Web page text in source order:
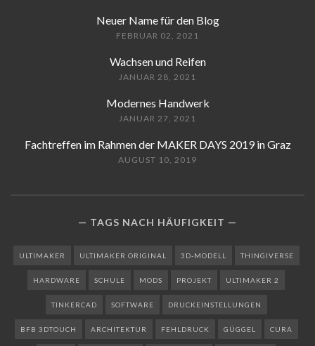
Neuer Name für den Blog
FEBRUAR 02, 2021
Wachsen und Reifen
JANUAR 28, 2021
Modernes Handwerk
JANUAR 27, 2021
Fachtreffen im Rahmen der MAKER DAYS 2019 in Graz
AUGUST 10, 2019
TAGS NACH HÄUFIGKEIT
ULTIMAKER ULTIMAKER ORIGINAL 3D-MODELL THINGIVERSE
HARDWARE SCHULE MODS PROJEKT ULTIMAKER 2
TINKERCAD SOFTWARE DRUCKEINSTELLUNGEN
BFB 3DTOUCH ARCHITEKTUR FEHLDRUCK GÜGGEL CURA